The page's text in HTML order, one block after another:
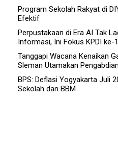
Program Sekolah Rakyat di
Efektif
Perpustakaan di Era AI Tak
Informasi, Ini Fokus KPDI ke-
Tanggapi Wacana Kenaikan
Sleman Utamakan Pengabdian
BPS: Deflasi Yogyakarta Juli
Sekolah dan BBM